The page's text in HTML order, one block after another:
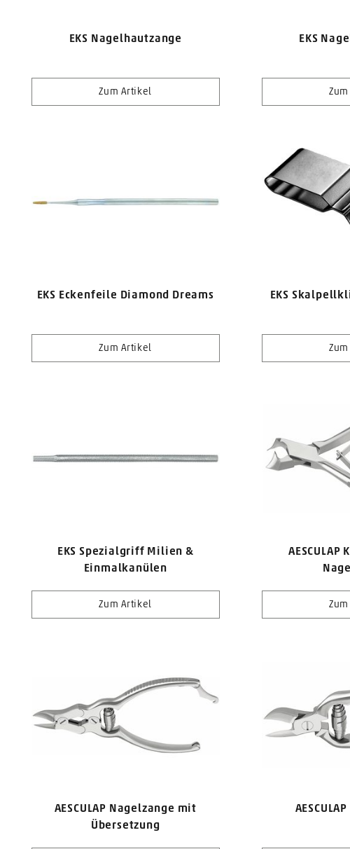
EKS Nagelhautzange
Zum Artikel
EKS
Zum
EKS Eckenfeile Diamond Dreams
Zum Artikel
EKS
EKS Spezialgriff Milien &
Einmalkanülen
Zum Artikel
AESCULAP Nagelzange mit
Übersetzung